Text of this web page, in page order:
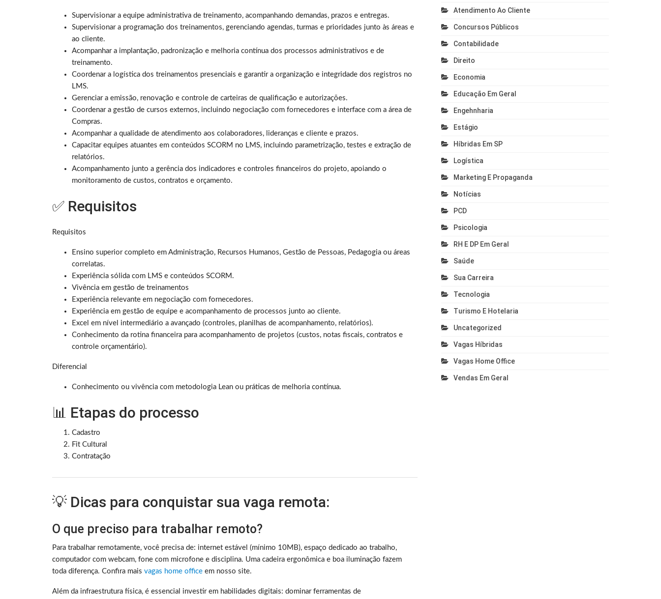
Supervisionar a equipe administrativa de treinamento, acompanhando demandas, prazos e entregas.
Supervisionar a programação dos treinamentos, gerenciando agendas, turmas e prioridades junto às áreas e
ao cliente.
Acompanhar a implantação, padronização e melhoria contínua dos processos administrativos e de
treinamento.
Coordenar a logística dos treinamentos presenciais e garantir a organização e integridade dos registros no
LMS.
Gerenciar a emissão, renovação e controle de carteiras de qualificação e autorizações.
Coordenar a gestão de cursos externos, incluindo negociação com fornecedores e interface com a área de
Compras.
Acompanhar a qualidade de atendimento aos colaboradores, lideranças e cliente e prazos.
Capacitar equipes atuantes em conteúdos SCORM no LMS, incluindo parametrização, testes e extração de
relatórios.
Acompanhamento junto a gerência dos indicadores e controles financeiros do projeto, apoiando o
monitoramento de custos, contratos e orçamento.
✅ Requisitos
Requisitos
Ensino superior completo em Administração, Recursos Humanos, Gestão de Pessoas, Pedagogia ou áreas
correlatas.
Experiência sólida com LMS e conteúdos SCORM.
Vivência em gestão de treinamentos
Experiência relevante em negociação com fornecedores.
Experiência em gestão de equipe e acompanhamento de processos junto ao cliente.
Excel em nível intermediário a avançado (controles, planilhas de acompanhamento, relatórios).
Conhecimento da rotina financeira para acompanhamento de projetos (custos, notas fiscais, contratos e
controle orçamentário).
Diferencial
Conhecimento ou vivência com metodologia Lean ou práticas de melhoria contínua.
📊 Etapas do processo
Cadastro
Fit Cultural
Contratação
💡 Dicas para conquistar sua vaga remota:
O que preciso para trabalhar remoto?
Para trabalhar remotamente, você precisa de: internet estável (mínimo 10MB), espaço dedicado ao trabalho,
computador com webcam, fone com microfone e disciplina. Uma cadeira ergonômica e boa iluminação fazem
toda diferença. Confira mais vagas home office em nosso site.
Além da infraestrutura física, é essencial investir em habilidades digitais: dominar ferramentas de
Atendimento Ao Cliente
Concursos Públicos
Contabilidade
Direito
Economia
Educação Em Geral
Engehnharia
Estágio
Híbridas Em SP
Logística
Marketing E Propaganda
Notícias
PCD
Psicologia
RH E DP Em Geral
Saúde
Sua Carreira
Tecnologia
Turismo E Hotelaria
Uncategorized
Vagas Híbridas
Vagas Home Office
Vendas Em Geral